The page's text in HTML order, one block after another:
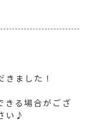
ました！
きる場合がござ
い♪